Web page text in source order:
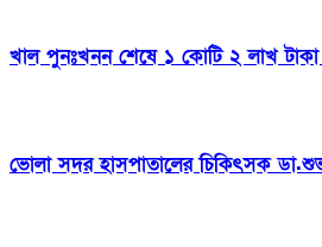
খাল পুনঃখনন শেষে ১ কোটি ২ লাখ টাকা
ভোলা সদর হাসপাতালের চিকিৎসক